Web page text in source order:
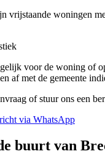
vrijstaande woningen
voor de woning of
af met de gemeente
of stuur ons een
via WhatsApp
buurt van